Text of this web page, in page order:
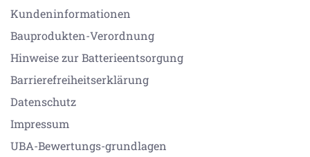
Kundeninformationen
Bauprodukten-Verordnung
Hinweise zur Batterieentsorgung
Barrierefreiheitserklärung
Datenschutz
Impressum
UBA-Bewertungs-grundlagen